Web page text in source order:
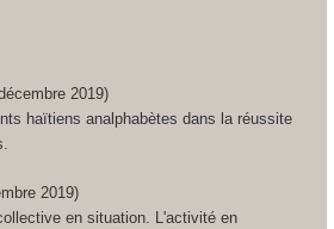
2019)
haïtiens analphabètes dans la réussite
2019)
en situation. L'activité en